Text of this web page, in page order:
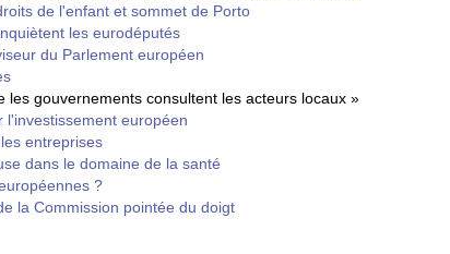
de l'enfant et sommet de Porto
les eurodéputés
du Parlement européen
les gouvernements consultent les acteurs locaux »
l'investissement européen
entreprises
dans le domaine de la santé
?
la Commission pointée du doigt